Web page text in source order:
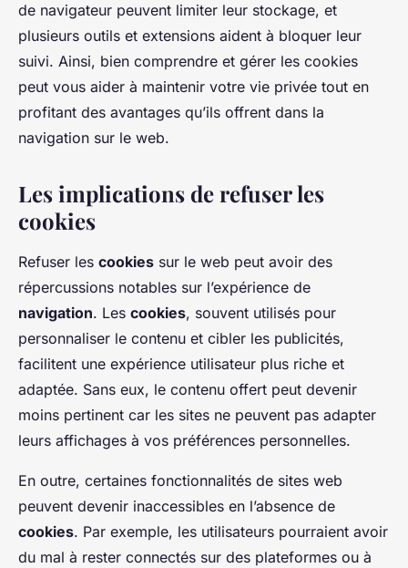
de navigateur peuvent limiter leur stockage, et
plusieurs outils et extensions aident à bloquer leur
suivi. Ainsi, bien comprendre et gérer les cookies
peut vous aider à maintenir votre vie privée tout en
profitant des avantages qu’ils offrent dans la
navigation sur le web.
Les implications de refuser les
cookies
Refuser les cookies sur le web peut avoir des
répercussions notables sur l’expérience de
navigation. Les cookies, souvent utilisés pour
personnaliser le contenu et cibler les publicités,
facilitent une expérience utilisateur plus riche et
adaptée. Sans eux, le contenu offert peut devenir
moins pertinent car les sites ne peuvent pas adapter
leurs affichages à vos préférences personnelles.
En outre, certaines fonctionnalités de sites web
peuvent devenir inaccessibles en l’absence de
cookies. Par exemple, les utilisateurs pourraient avoir
du mal à rester connectés sur des plateformes ou à